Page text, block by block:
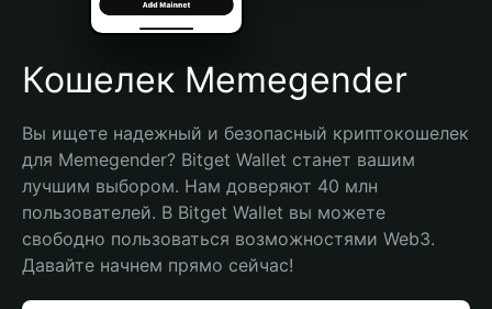
Español (Argentina)
Кошелек Memegender
Вы ищете надежный и безопасный криптокошелек
для Memegender? Bitget Wallet станет вашим
лучшим выбором. Нам доверяют 40 млн
пользователей. В Bitget Wallet вы можете
свободно пользоваться возможностями Web3.
Давайте начнем прямо сейчас!